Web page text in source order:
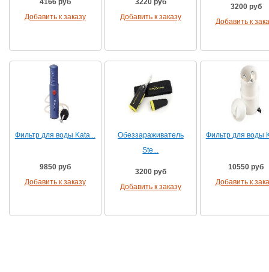
4166 руб
Добавить к заказу
3220 руб
Добавить к заказу
3200 руб
Добавить к
Фильтр для воды Kata...
9850 руб
Добавить к заказу
Обеззараживатель
Ste...
3200 руб
Добавить к заказу
Фильтр для воды
10550 руб
Добавить к